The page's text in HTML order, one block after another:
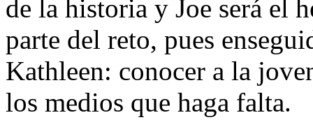
de la historia y Joe será el
parte del reto, pues
Kathleen: conocer a la
los medios que haga falta.